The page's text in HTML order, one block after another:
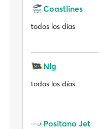
Coastlines
todos los días
Nlg
todos los días
Positano Jet